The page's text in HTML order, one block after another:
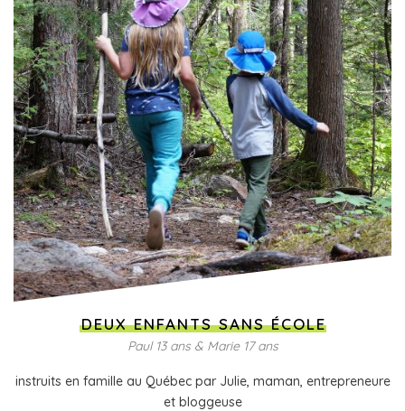
DEUX ENFANTS SANS ÉCOLE
Paul 13 ans & Marie 17 ans
instruits en famille au Québec par Julie, maman, entrepreneure
et bloggeuse